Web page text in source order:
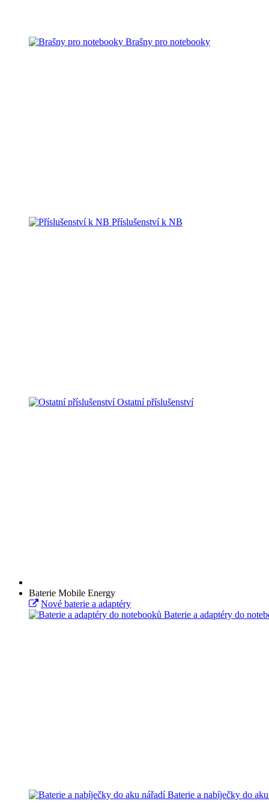
Brašny pro notebooky
Příslušenství k NB
Ostatní příslušenství
Baterie Mobile Energy
Nové baterie a adaptéry
Baterie a adaptéry do
Baterie a nabíječky do